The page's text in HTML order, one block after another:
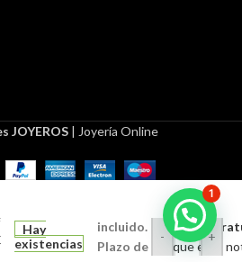
JOYEROS| Joyería Online
Hay
existencias
Embalaje
incluido.
Plazo de
- +
Grabado
Indique en la
1